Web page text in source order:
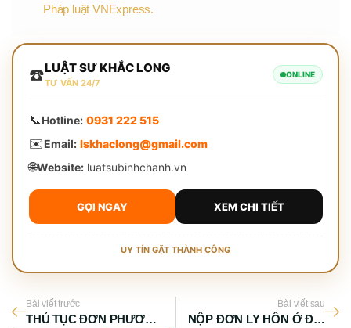
Pháp luật VNExpress.
☎️LUẬT SƯ KHẮC LONG
TƯ VẤN 24/7
ONLINE
📞Hotline: 0931 222 515
✉️Email: lskhaclong@gmail.com
🌐Website:luatsubinhchanh.vn
GỌI NGAY XEM CHI TIẾT
UY TÍN GẶT THÀNH CÔNG
Bài viết trước
THỦ TỤC ĐƠN PHƯƠNG LY HÔN TẠI TỈNH BÌNH PHƯỚC
Bài viết sau
NỘP ĐƠN LY HÔN Ở ĐÂU TẠI TỈNH BÌNH PHƯỚC